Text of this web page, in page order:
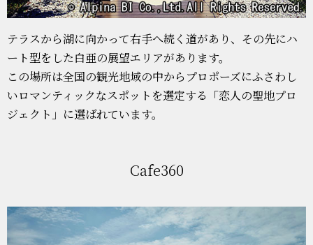
テラスから湖に向かって右手へ続く道があり、その先にハ
ート型をした白亜の展望エリアがあります。
この場所は全国の観光地域の中からプロポーズにふさわし
いロマンティックなスポットを選定する「恋人の聖地プロ
ジェクト」に選ばれています。
Cafe360